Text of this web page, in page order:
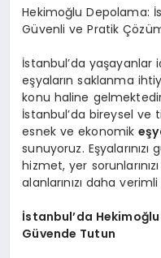
Hekimoğlu Depolama:
Güvenli ve Pratik
İstanbul’da
eşyaların saklanma
konu haline
İstanbul’da bireysel
esnek ve ekonomik
sunuyoruz.
hizmet, yer
alanlarınızı daha
İstanbul’da Hekimoğlu
Güvende Tutun